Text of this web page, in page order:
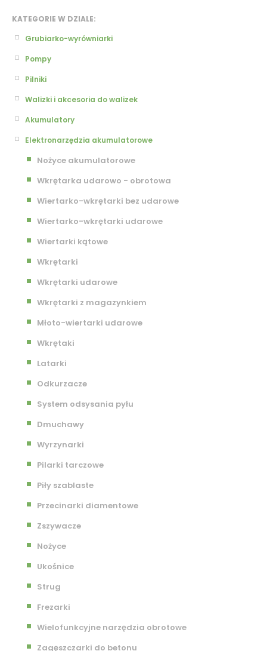
KATEGORIE W DZIALE:
Grubiarko-wyrówniarki
Pompy
Pilniki
Walizki i akcesoria do walizek
Akumulatory
Elektronarzędzia akumulatorowe
Nożyce akumulatorowe
Wkrętarka udarowo - obrotowa
Wiertarko-wkrętarki bez udarowe
Wiertarko-wkrętarki udarowe
Wiertarki kątowe
Wkrętarki
Wkrętarki udarowe
Wkrętarki z magazynkiem
Młoto-wiertarki udarowe
Wkrętaki
Latarki
Odkurzacze
System odsysania pyłu
Dmuchawy
Wyrzynarki
Pilarki tarczowe
Piły szablaste
Przecinarki diamentowe
Zszywacze
Nożyce
Ukośnice
Strug
Frezarki
Wielofunkcyjne narzędzia obrotowe
Zagęszczarki do betonu